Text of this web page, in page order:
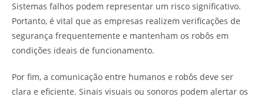
Sistemas falhos podem representar um risco significativo.
Portanto, é vital que as empresas realizem verificações de
segurança frequentemente e mantenham os robôs em
condições ideais de funcionamento.
Por fim, a comunicação entre humanos e robôs deve ser
clara e eficiente. Sinais visuais ou sonoros podem alertar os